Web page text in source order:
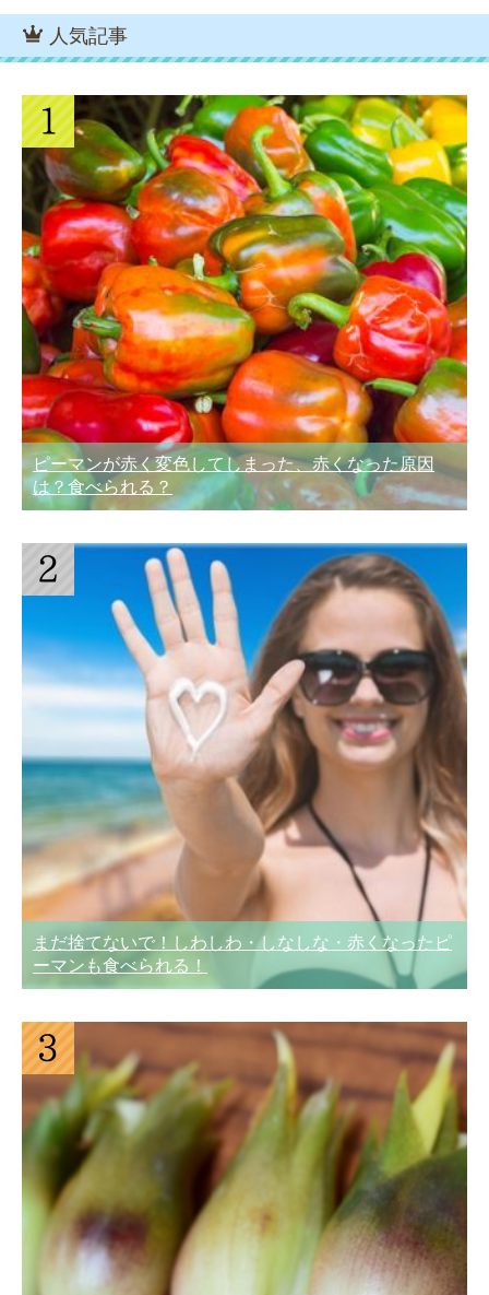
人気記事
ピーマンが赤く変色してしまった、赤くなった原因
は？食べられる？
まだ捨てないで！しわしわ・しなしな・赤くなったピ
ーマンも食べられる！